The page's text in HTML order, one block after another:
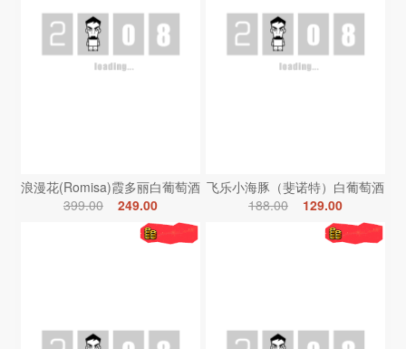
浪漫花(Romisa)霞多丽白葡萄酒
399.00
249.00
飞乐小海豚（斐诺特）白葡萄酒
188.00
129.00